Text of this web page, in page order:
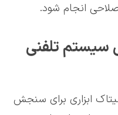
انجام شود.
سیستم تلفنی
ابزاری برای سنجش